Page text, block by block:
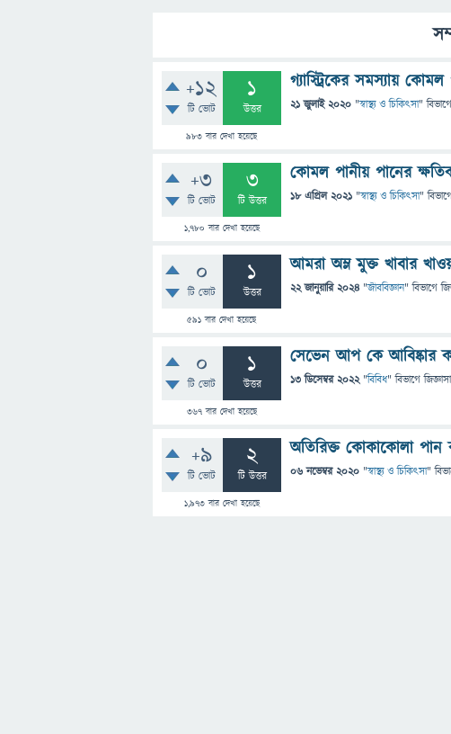
+12
টি ভোট
1
উত্তর
983 বার দেখা হয়েছে
গ্যাস্ট্রিকের সমস্যায়
21 জুলাই 2020 "স্বাস্থ্য ও চিকিৎসা" বিভাগে
+3
টি ভোট
3
টি উত্তর
1,780 বার দেখা হয়েছে
কোমল পানীয় পানের
18 এপ্রিল 2021 "স্বাস্থ্য ও চিকিৎসা"
0
টি ভোট
1
উত্তর
591 বার দেখা হয়েছে
আমরা অম্ল মুক্ত খাবার
22 জানুয়ারি 2024 "জীববিজ্ঞান" বিভাগে
0
টি ভোট
1
উত্তর
367বার দেখা হয়েছে
সেভেন আপ কে আবিষ্কার
13 ডিসেম্বর 2022 "বিবিধ" বিভাগে
+9
টি ভোট
2
টি উত্তর
1,973বার দেখা হয়েছে
অতিরিক্ত কোকাকোলা পান
06 নভেম্বর 2020 "স্বাস্থ্য ও চিকিৎসা"